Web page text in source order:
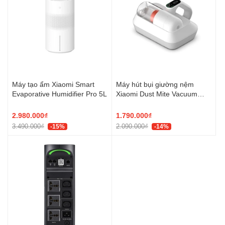
Máy tạo ẩm Xiaomi Smart
Evaporative Humidifier Pro 5L
2.980.000₫
3.490.000₫ -15%
Máy hút bụi giường nệm
Xiaomi Dust Mite Vacuum
hút mạnh 14kPa
1.790.000₫
2.090.000₫ -14%